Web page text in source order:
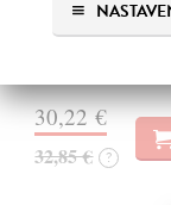
autorovu starší
kultovním…
30,22 €
32,85 € ?